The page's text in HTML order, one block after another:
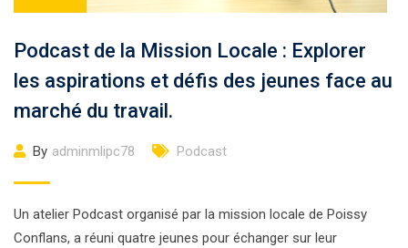
Podcast de la Mission Locale : Explorer
les aspirations et défis des jeunes face au
marché du travail.
By adminmlipc78 Podcast
Un atelier Podcast organisé par la mission locale de Poissy
Conflans, a réuni quatre jeunes pour échanger sur leur